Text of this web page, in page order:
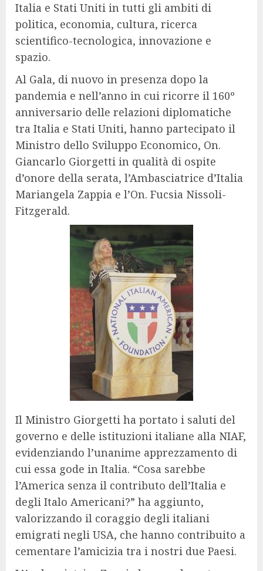
Italia e Stati Uniti in tutti gli ambiti di
politica, economia, cultura, ricerca
scientifico-tecnologica, innovazione e
spazio.
Al Gala, di nuovo in presenza dopo la
pandemia e nell’anno in cui ricorre il 160º
anniversario delle relazioni diplomatiche
tra Italia e Stati Uniti, hanno partecipato il
Ministro dello Sviluppo Economico, On.
Giancarlo Giorgetti in qualità di ospite
d’onore della serata, l’Ambasciatrice d’Italia
Mariangela Zappia e l’On. Fucsia Nissoli-
Fitzgerald.
Il Ministro Giorgetti ha portato i saluti del
governo e delle istituzioni italiane alla NIAF,
evidenziando l’unanime apprezzamento di
cui essa gode in Italia. “Cosa sarebbe
l’America senza il contributo dell’Italia e
degli Italo Americani?” ha aggiunto,
valorizzando il coraggio degli italiani
emigrati negli USA, che hanno contribuito a
cementare l’amicizia tra i nostri due Paesi.